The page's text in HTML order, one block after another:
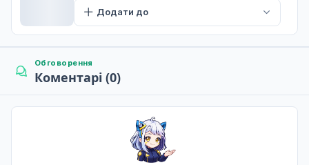
Додати до
Обговорення
Коментарі (0)